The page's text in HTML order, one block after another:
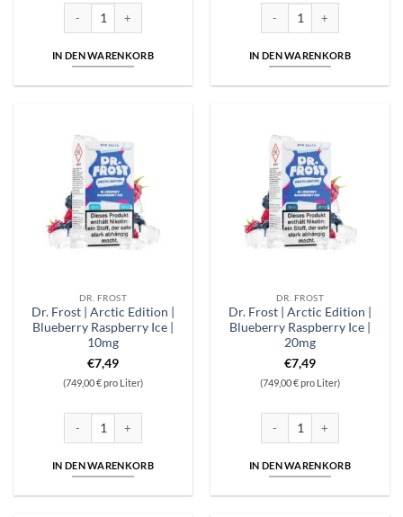
Dr. Frost | Arctic Edition | Arctic Blue Ice | 10mg Menge
IN DEN WARENKORB
Dr. Frost | Arctic Edition |
IN DEN WARENKORB
DR. FROST
Dr. Frost | Arctic Edition |
Blueberry Raspberry Ice |
10mg
€7,49
(749,00 € pro Liter)
Dr. Frost | Arctic Edition | Blueberry Raspberry Ice | 10mg Menge
IN DEN WARENKORB
DR. FROST
Dr. Frost | Arctic Edition |
Blueberry Raspberry Ice |
20mg
€7,49
(749,00 € pro Liter)
Dr. Frost | Arctic Edition |
IN DEN WARENKORB